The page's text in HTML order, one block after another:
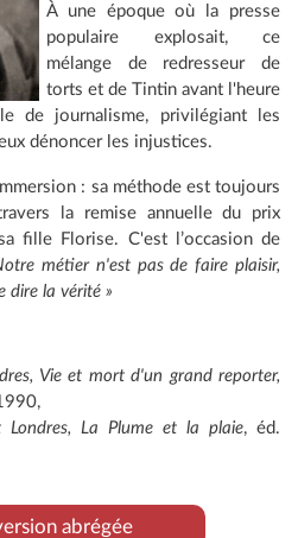
À une époque où la presse
populaire explosait, ce
mélange de redresseur de
torts et de Tintin avant l'heure
de journalisme, privilégiant les
dénoncer les injustices.
: sa méthode est toujours
la remise annuelle du prix
fille Florise. C'est l’occasion de
métier n'est pas de faire plaisir,
dire la vérité »
Vie et mort d'un grand reporter,
Londres, La Plume et la plaie, éd.
abrégée